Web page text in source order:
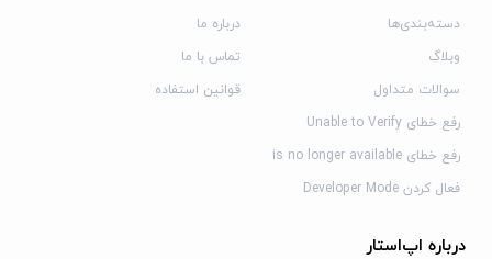
دسته‌بندی‌ها
وبلاگ
سوالات متداول
رفع خطای Unable to Verify
رفع خطای is no longer available
فعال کردن Developer Mode
درباره ما
تماس با ما
قوانین استفاده
درباره اپ‌استار